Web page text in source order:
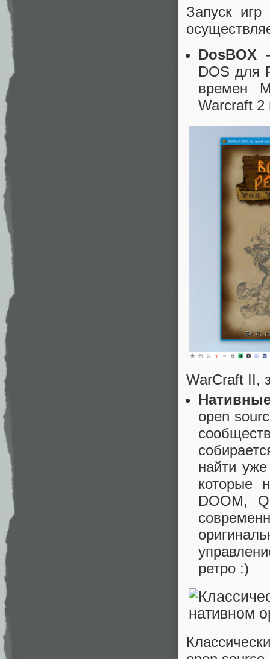
Запуск
DosBOX
DOS для
времен
Warcraft 2
WarCraft II,
open
найти
которые
DOOM,
ретро :)